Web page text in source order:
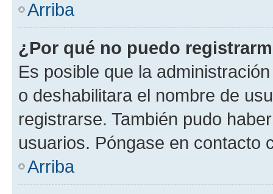
Arriba
¿Por qué no puedo
Es posible que la
o deshabilitara el nombre de
registrarse. También pudo
usuarios. Póngase en contacto
Arriba